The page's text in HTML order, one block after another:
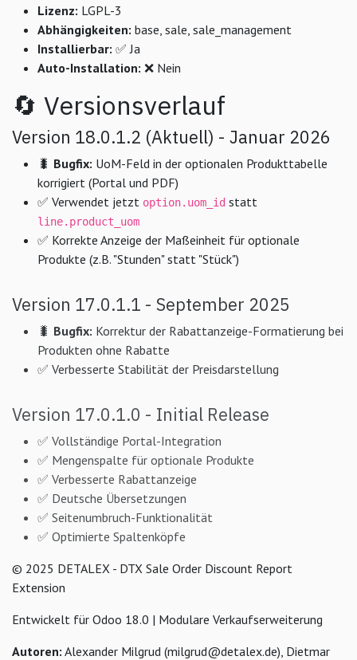
Lizenz: LGPL-3
Abhängigkeiten: base, sale, sale_management
Installierbar: ✅ Ja
Auto-Installation: ❌ Nein
🔄 Versionsverlauf
Version 18.0.1.2 (Aktuell) - Januar 2026
🐛 Bugfix: UoM-Feld in der optionalen Produkttabelle
korrigiert (Portal und PDF)
✅ Verwendet jetzt option.uom_id statt
line.product_uom
✅ Korrekte Anzeige der Maßeinheit für optionale
Produkte (z.B. "Stunden" statt "Stück")
Version 17.0.1.1 - September 2025
🐛 Bugfix: Korrektur der Rabattanzeige-Formatierung bei
Produkten ohne Rabatte
✅ Verbesserte Stabilität der Preisdarstellung
Version 17.0.1.0 - Initial Release
✅ Vollständige Portal-Integration
✅ Mengenspalte für optionale Produkte
✅ Verbesserte Rabattanzeige
✅ Deutsche Übersetzungen
✅ Seitenumbruch-Funktionalität
✅ Optimierte Spaltenköpfe
© 2025 DETALEX - DTX Sale Order Discount Report
Extension
Entwickelt für Odoo 18.0 | Modulare Verkaufserweiterung
Autoren: Alexander Milgrud (milgrud@detalex.de), Dietmar